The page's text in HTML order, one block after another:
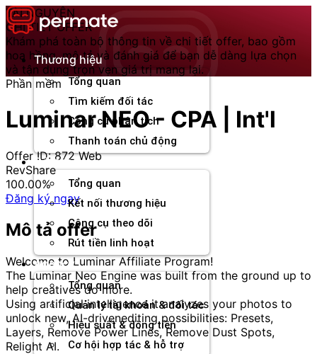
Chuyển
đến
nội
dungThương hiệu
Tổng quan
Tìm kiếm đối tác
Công cụ phân tích
Thanh toán chủ động
Đối tác
Tổng quan
Kết nối thương hiệu
Công cụ theo dõi
Rút tiền linh hoạt
Agency
Tổng quan
Quản lý tài khoản & đối tác
Hiệu suất & dòng tiền
Cơ hội hợp tác & hỗ trợ
TÀI NGUYÊN
CHI TIẾT OFFER
Khám phá toàn bộ thông tin về chi tiết offer, bao gồm
hoa hồng, mô tả và đánh giá để bạn dễ dàng lựa chọn
và tận dụng trọn vẹn giá trị mang lại.
Phần mềm
Luminar NEO - CPA | Int'l
Offer ID: 872 Web
RevShare
100.00%
Đăng ký ngay
Mô tả offer
Welcome to Luminar Affiliate Program!
The Luminar Neo Engine was built from the ground up to
help creatives do more.
Using artificial intelligence it analyzes your photos to
unlock new, AI-drivenediting possibilities: Presets,
Layers, Remove Power Lines, Remove Dust Spots,
Relight AI.